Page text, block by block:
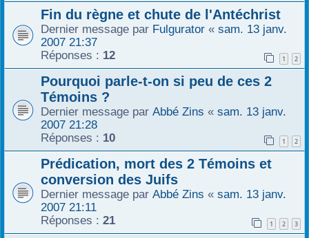
Fin du règne et chute de l'Antéchrist
Dernier message par Fulgurator « sam. 13 janv.
2007 21:37
Réponses : 12 1 2
Pourquoi parle-t-on si peu de ces 2
Témoins ?
Dernier message par Abbé Zins « sam. 13 janv.
2007 21:28
Réponses : 10 1 2
Prédication, mort des 2 Témoins et
conversion des Juifs
Dernier message par Abbé Zins « sam. 13 janv.
2007 21:11
Réponses : 21 1 2 3